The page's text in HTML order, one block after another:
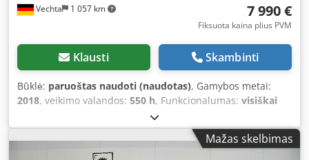
Vechta 1 057 km 7 990 €
Fiksuota kaina plius PVM
Klausti Skambinti
Būklė: paruoštas naudoti (naudotas), Gamybos metai:
2018, veikimo valandos: 550 h, Funkcionalumas: visiškai
16,92 kW (23,00 AG)
benzinas, Siūlome: Smulkintuvą – sodo smulkintuvą Eliet
Super Prof Max su ratų važiuokle Pagaminimo metai: 2018
Mažas skelbimas